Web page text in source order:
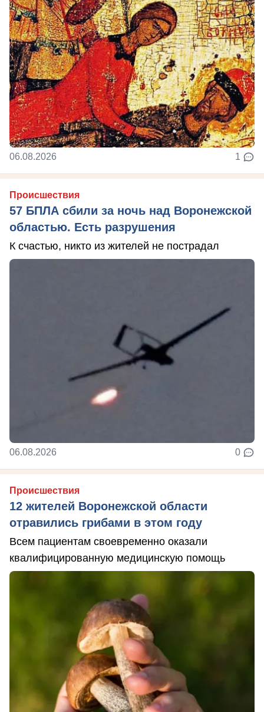
06.08.2026 1
Происшествия
57 БПЛА сбили за ночь над Воронежской
областью. Есть разрушения
К счастью, никто из жителей не пострадал
06.08.2026 0
Происшествия
12 жителей Воронежской области
отравились грибами в этом году
Всем пациентам своевременно оказали
квалифицированную медицинскую помощь